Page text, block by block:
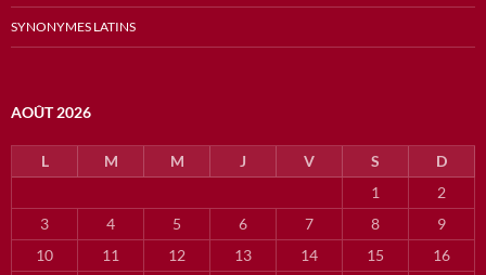
SYNONYMES LATINS
AOÛT 2026
L M M J V S
D
1
2
3
4 5 6 7 8
9
10
11 12 13 14 15 16